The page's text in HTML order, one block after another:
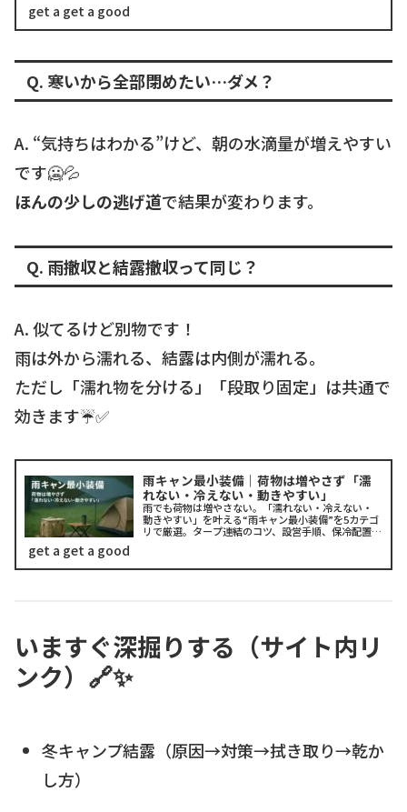
した。撤収がラクになる道具選びも。
get a get a good
Q. 寒いから全部閉めたい…ダメ？
A. “気持ちはわかる”けど、朝の水滴量が増えやすい
です🥶💦
ほんの少しの逃げ道で結果が変わります。
Q. 雨撤収と結露撤収って同じ？
A. 似てるけど別物です！
雨は外から濡れる、結露は内側が濡れる。
ただし「濡れ物を分ける」「段取り固定」は共通で
効きます☔✅
雨キャン最小装備｜荷物は増やさず「濡
れない・冷えない・動きやすい」
雨でも荷物は増やさない。「濡れない・冷えない・
動きやすい」を叶える“雨キャン最小装備”を5カテゴ
リで厳選。タープ連結のコツ、設営手順、保冷配置、
get a get a good
いますぐ深掘りする（サイト内リ
ンク）🔗✨
冬キャンプ結露（原因→対策→拭き取り→乾か
し方）